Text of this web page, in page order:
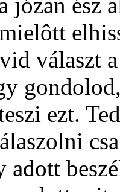
választ
ezt.
adott